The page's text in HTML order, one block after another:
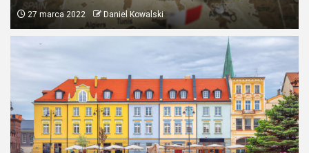
27 marca 2022 Daniel Kowalski